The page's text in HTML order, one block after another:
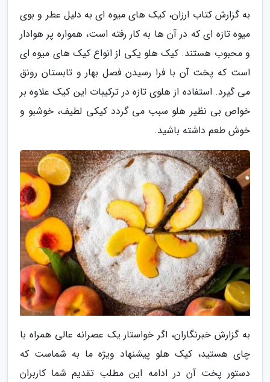
به گزارش کتاب ارزان، کیک های میوه ای به دلیل عطر و بوی
میوه تازه ای که در آن ها به کار رفته است، همواره پر هوادار
و محبوب هستند. کیک هلو یکی از انواع کیک های میوه ای
است که پخت آن با فرا رسیدن فصل بهار و تابستان رونق
می گیرد. استفاده از هلوی تازه در ترکیبات این کیک علاوه بر
خواص بی نظیر هلو سبب می گردد کیکی لطیف، خوشبو و
خوش طعم داشته باشید.
به گزارش خبرنگاران، اگر خواستار یک عصرانه عالی همراه با
چای هستید، کیک هلو پیشنهاد ویژه ما به شماست که
دستور پخت آن در ادامه این مطلب تقدیم شما کاربران